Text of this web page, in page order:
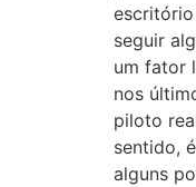
seguir
um fator
nos
piloto
sentido,
alguns